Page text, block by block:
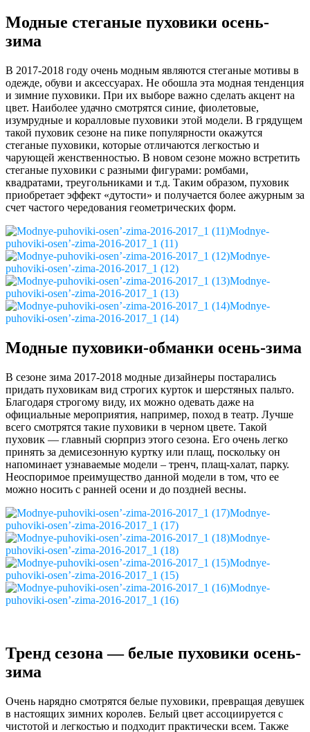
Модные стеганые пуховики осень-
зима
В 2017-2018 году очень модным являются стеганые мотивы в
одежде, обуви и аксессуарах. Не обошла эта модная тенденция
и зимние пуховики. При их выборе важно сделать акцент на
цвет. Наиболее удачно смотрятся синие, фиолетовые,
изумрудные и коралловые пуховики этой модели. В грядущем
такой пуховик сезоне на пике популярности окажутся
стеганые пуховики, которые отличаются легкостью и
чарующей женственностью. В новом сезоне можно встретить
стеганые пуховики с разными фигурами: ромбами,
квадратами, треугольниками и т.д. Таким образом, пуховик
приобретает эффект «дутости» и получается более ажурным за
счет частого чередования геометрических форм.
Modnye-
puhoviki-osen’-zima-2016-2017_1 (11)
Modnye-
puhoviki-osen’-zima-2016-2017_1 (12)
Modnye-
puhoviki-osen’-zima-2016-2017_1 (13)
Modnye-
puhoviki-osen’-zima-2016-2017_1 (14)
Модные пуховики-обманки осень-зима
В сезоне зима 2017-2018 модные дизайнеры постарались
придать пуховикам вид строгих курток и шерстяных пальто.
Благодаря строгому виду, их можно одевать даже на
официальные мероприятия, например, поход в театр. Лучше
всего смотрятся такие пуховики в черном цвете. Такой
пуховик — главный сюрприз этого сезона. Его очень легко
принять за демисезонную куртку или плащ, поскольку он
напоминает узнаваемые модели – тренч, плащ-халат, парку.
Неоспоримое преимущество данной модели в том, что ее
можно носить с ранней осени и до поздней весны.
Modnye-
puhoviki-osen’-zima-2016-2017_1 (17)
Modnye-
puhoviki-osen’-zima-2016-2017_1 (18)
Modnye-
puhoviki-osen’-zima-2016-2017_1 (15)
Modnye-
puhoviki-osen’-zima-2016-2017_1 (16)
Тренд сезона — белые пуховики осень-
зима
Очень нарядно смотрятся белые пуховики, превращая девушек
в настоящих зимних королев. Белый цвет ассоциируется с
чистотой и легкостью и подходит практически всем. Также